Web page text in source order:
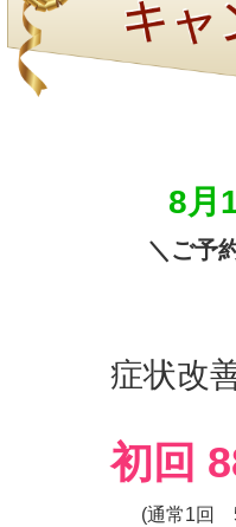
8月
＼ご予
症状改
初回
(通常1回